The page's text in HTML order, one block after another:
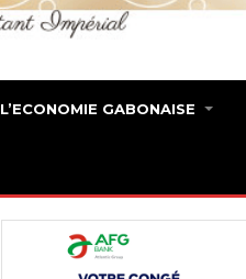
L’ECONOMIE GABONAISE